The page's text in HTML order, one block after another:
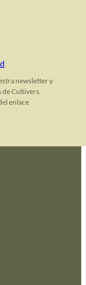
newsletter y
de Cultivers.
enlace